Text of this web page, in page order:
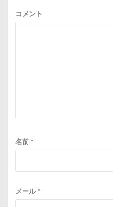
コメント
名前 *
メール*